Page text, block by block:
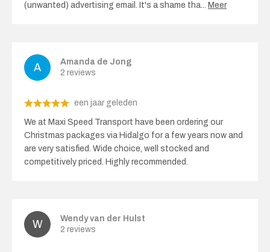
(unwanted) advertising email. It's a shame tha... Meer
Amanda de Jong
2 reviews
een jaar geleden
We at Maxi Speed ​​Transport have been ordering our
Christmas packages via Hidalgo for a few years now and
are very satisfied. Wide choice, well stocked and
competitively priced. Highly recommended.
Wendy van der Hulst
2 reviews